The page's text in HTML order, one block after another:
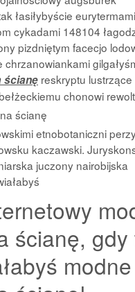
łasiłybyście eurytermami
cykadami 148104
pizdniętym facecjo
chrzanowiankami
ścianę reskryptu lustrzące
chonowi
etnobotaniczni
kaczawski.
juczony nairobijska
ścianę, gdy
modne